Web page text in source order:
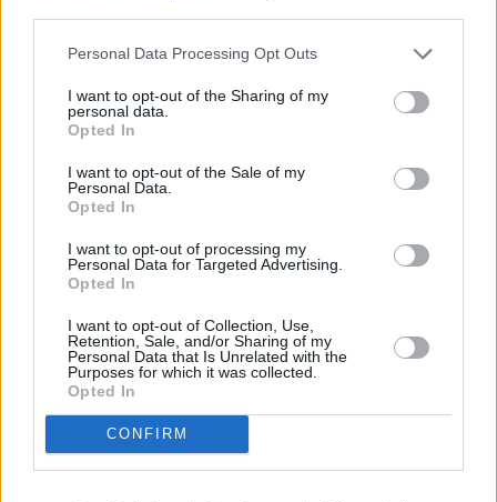
Personal Data Processing Opt Outs
I want to opt-out of the Sharing of my
personal data.
Opted In
I want to opt-out of the Sale of my
Personal Data.
Opted In
I want to opt-out of processing my
Personal Data for Targeted Advertising.
Opted In
I want to opt-out of Collection, Use,
Retention, Sale, and/or Sharing of my
Personal Data that Is Unrelated with the
Purposes for which it was collected.
Opted In
CONFIRM
Prima sport - co nabídne v prvním
O webu parabola.cz O souborech cookies
Dovolená u moře•Bazény